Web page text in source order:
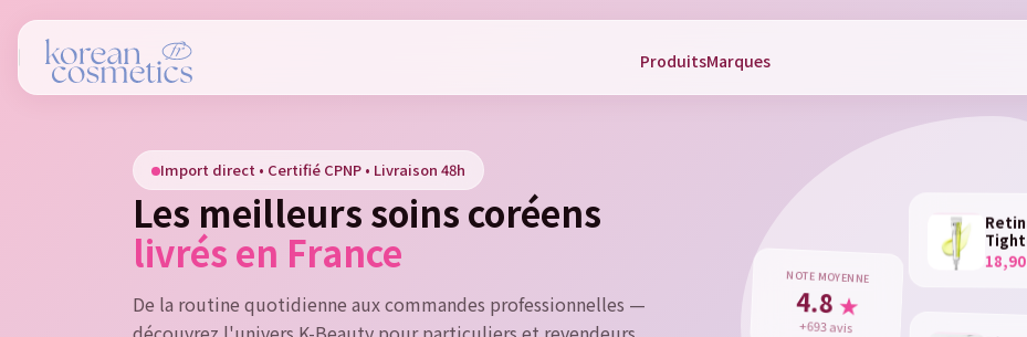
ProduitsMarques
Import direct • Certifié CPNP • Livraison 48h
Les meilleurs soins coréens
livrés en France
De la routine quotidienne aux commandes professionnelles —
NOTE MOYENNE
4.8 ★
+693 avis
×
You need to be logged in to save products in your wish list.
Sign in